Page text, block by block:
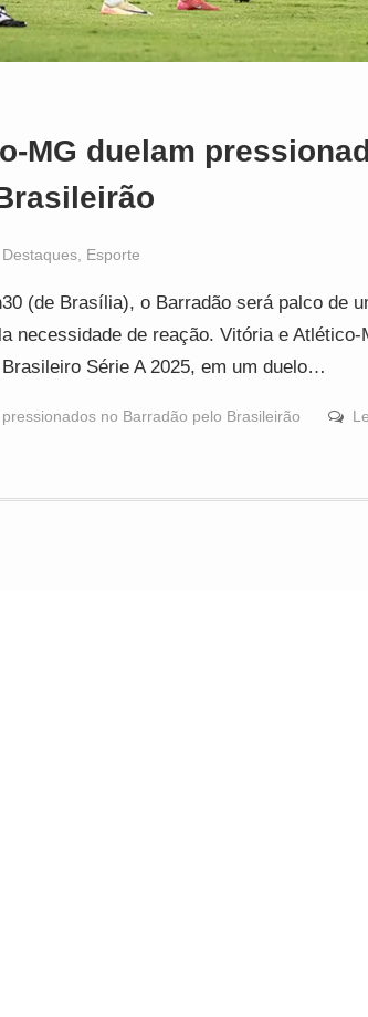
MG duelam
Destaques Esporte
(de Brasília), o Barradão será palco de
necessidade de reação. Vitória e
Série A 2025, em um duelo…
no Barradão pelo Brasileirão